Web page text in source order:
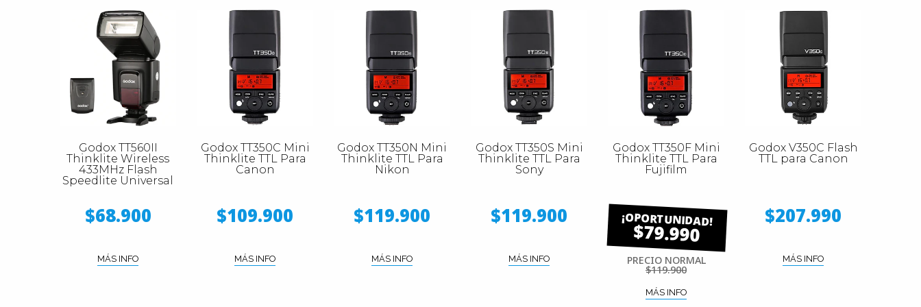
Godox TT560II
Thinklite Wireless
433MHz Flash
Speedlite Universal
$68.900
MÁS INFO
Godox TT350C Mini
Thinklite TTL Para
Canon
$109.900
MÁS INFO
Godox TT350N Mini
Thinklite TTL Para
Nikon
$119.900
MÁS INFO
Godox TT350S Mini
Thinklite TTL Para
Sony
$119.900
MÁS INFO
Godox TT350F Mini
Thinklite TTL Para
Fujifilm
$79.990
PRECIO NORMAL
$119.900
MÁS INFO
Godox V350C Flash
TTL para Canon
$207.990
MÁS INFO